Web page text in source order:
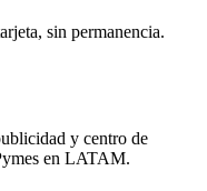
sin permanencia.
y centro de
en LATAM.